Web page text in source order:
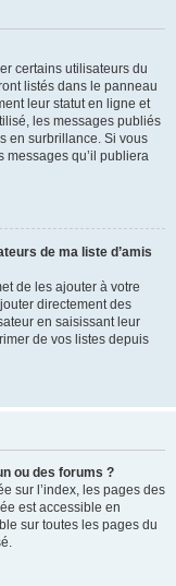
certains utilisateurs du
listés dans le panneau
leur statut en ligne et
les messages publiés
en surbrillance. Si vous
messages qu’il publiera
de ma liste d’amis
de les ajouter à votre
directement des
en saisissant leur
de vos listes depuis
ou des forums ?
sur l’index, les pages des
est accessible en
sur toutes les pages du